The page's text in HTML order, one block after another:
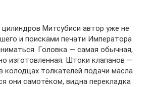
Митсубиси автор уже не
и поисками печати Императора
Головка — самая обычная,
изготовленная. Штоки клапанов —
толкателей подачи масла
они самотёком, видна перекладка